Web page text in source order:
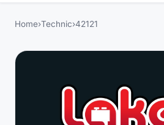
Home›Technic›42121